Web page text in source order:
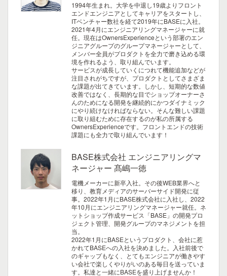
1994年生まれ。大学を中退し19歳よりフロント
エンドエンジニアとしてキャリアをスタートし、
ITベンチャー数社を経て2019年にBASEに入社。
2021年4月にエンジニアリングマネージャーに就
任。現在はOwnersExperienceという部署のエン
ジニアグループのグループマネージャーとして、
メンバー全員がプロダクトを全力で磨き込める環
境を作れるよう、取り組んでいます。
サービスが成長していくにつれて機能追加などが
注目されがちですが、プロダクトとしてさまざま
な課題が出てきています。しかし、短期的な数値
改善ではなく、長期的な目でショップオーナーさ
んのためになる開発を継続的にかつダイナミック
にやり続けなければならない。そんな難しい課題
に取り組むために存在するのが私の所属する
OwnersExperienceです。フロントエンドの技術
課題にも全力で取り組んでいます！
BASE株式会社 エンジニアリングマ
ネージャー 髙嶋一徳
電機メーカーに新卒入社。その後WEB業界へと
移り、教育メディアのサーバーサイド開発に従
事。2022年1月にBASE株式会社に入社し、2022
年10月にエンジニアリングマネージャー就任。ネ
ットショップ作成サービス「BASE」の開発プロ
ジェクト管理、開発グループのマネジメントを担
当。
2022年1月にBASEというプロダクト、会社に惹
かれてBASEへの入社を決めました。入社前後で
のギャップもなく、とてもエンジニアが働きやす
い会社で楽しくやりがいのある毎日を送っていま
す。私達と一緒にBASEを盛り上げませんか！